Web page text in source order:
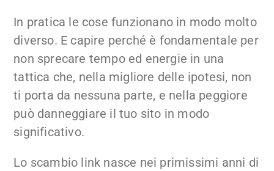
In pratica le cose funzionano in modo molto
diverso. E capire perché è fondamentale per
non sprecare tempo ed energie in una
tattica che, nella migliore delle ipotesi, non
ti porta da nessuna parte, e nella peggiore
può danneggiare il tuo sito in modo
significativo.
Lo scambio link nasce nei primissimi anni di